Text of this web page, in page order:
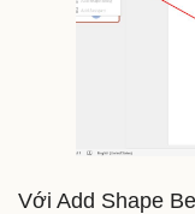
Với Add Shape